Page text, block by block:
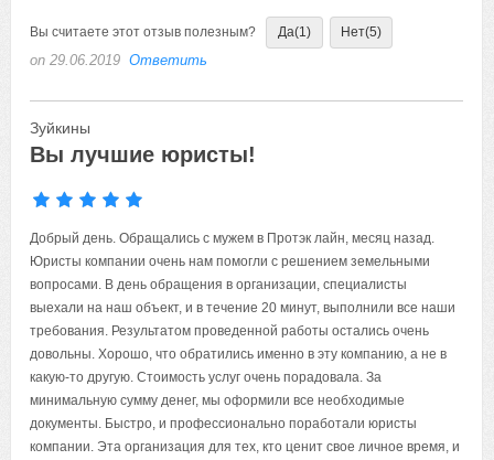
Вы считаете этот отзыв полезным? Да(1) Нет(5)
on 29.06.2019 Ответить
Зуйкины
Вы лучшие юристы!
Добрый день. Обращались с мужем в Протэк лайн, месяц назад.
Юристы компании очень нам помогли с решением земельными
вопросами. В день обращения в организации, специалисты
выехали на наш объект, и в течение 20 минут, выполнили все наши
требования. Результатом проведенной работы остались очень
довольны. Хорошо, что обратились именно в эту компанию, а не в
какую-то другую. Стоимость услуг очень порадовала. За
минимальную сумму денег, мы оформили все необходимые
документы. Быстро, и профессионально поработали юристы
компании. Эта организация для тех, кто ценит свое личное время, и